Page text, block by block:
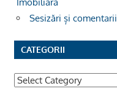
Sesizări și comentarii
CATEGORII
Categorii